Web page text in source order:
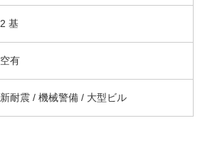
2 基
空有
新耐震 / 機械警備 / 大型ビル